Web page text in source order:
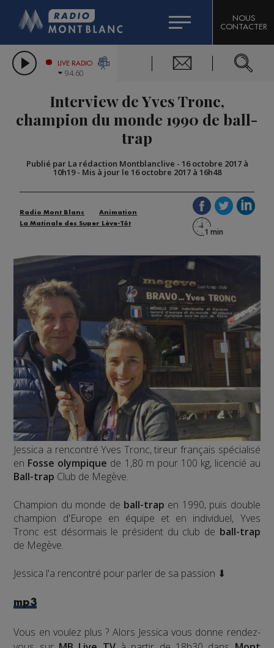
LES CHRONIQUES DE L'EXPERT
CITIZEN MACHINERY
GRAND MASSIF DOMAINES SKIABLES
BIGARD
COMPAGNIE DU MONT-BLANC
NOUS
CONTACTER
LIVE RADIO
94.60
Interview de Yves Tronc,
champion du monde 1990 de ball-
trap
Publié par La rédaction Montblanclive - 16 octobre 2017 à
10h19- Mis à jour le 16 octobre 2017 à 16h48
Radio Mont Blanc
Animation
La Matinale des Super Lève-Tôt
Jessica a rencontré Yves Tronc, tireur français spécialisé
en Fosse olympique de 1,80 m pour 100 kg, licencié au
Ball-trap Club de Megève.
Champion du monde de ball-trap en 1990, puis double
champion d'Europe en équipe et en individuel, Yves
Tronc est désormais le président du club de ball-trap
de Megève.
Jessica l'a rencontré pour parler de sa passion ⬇
mp3
Vous en voulez plus ? Alors Jessica vous donne rendez-